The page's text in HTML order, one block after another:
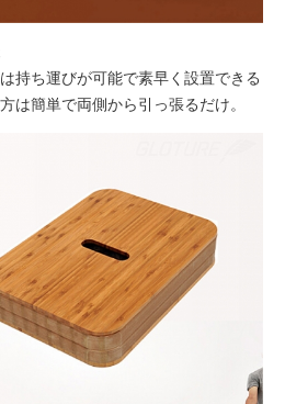
持ち運びが可能で素早く設置できる
は簡単で両側から引っ張るだけ。